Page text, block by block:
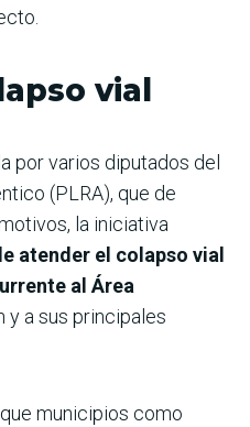
vial
por varios diputados del
(PLRA), que de
la iniciativa
atender el colapso vial
al Área
y a sus principales
municipios como